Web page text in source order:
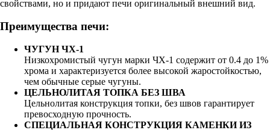
свойствами, но и придают печи оригинальный внешний вид.
Преимущества печи:
ЧУГУН ЧХ-1
Низкохромистый чугун марки ЧХ-1 содержит от 0.4 до 1%
хрома и характеризуется более высокой жаростойкостью,
чем обычные серые чугуны.
ЦЕЛЬНОЛИТАЯ ТОПКА БЕЗ ШВА
Цельнолитая конструкция топки, без швов гарантирует
превосходную прочность.
СПЕЦИАЛЬНАЯ КОНСТРУКЦИЯ КАМЕНКИ ИЗ